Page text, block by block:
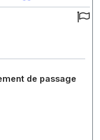
de passage